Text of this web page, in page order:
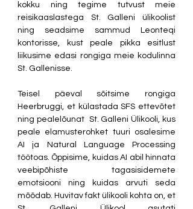
kokku ning tegime tutvust meie
reisikaaslastega St. Galleni ülikoolist
ning seadsime sammud Leonteqi
kontorisse, kust peale pikka esitlust
liikusime edasi rongiga meie kodulinna
St. Gallenisse.
Teisel päeval sõitsime rongiga
Heerbruggi, et külastada SFS ettevõtet
ning pealelõunat  St. Galleni Ülikooli, kus
peale elamusterohket tuuri osalesime
AI ja Natural Language Processing
töötoas. Õppisime, kuidas AI abil hinnata
veebipõhiste tagasisidemete
emotsiooni ning kuidas arvuti seda
mõõdab. Huvitav fakt ülikooli kohta on, et